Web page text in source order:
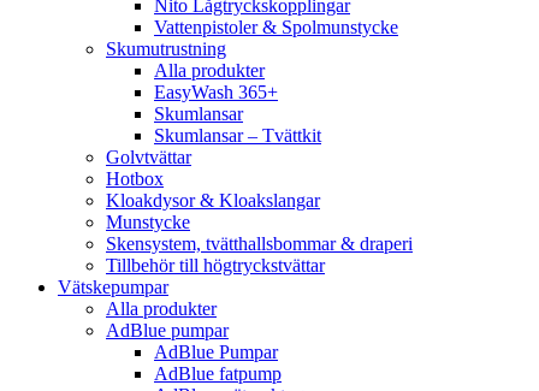
Nito Lågtryckskopplingar
Vattenpistoler & Spolmunstycke
Skumutrustning
Alla produkter
EasyWash 365+
Skumlansar
Skumlansar – Tvättkit
Golvtvättar
Hotbox
Kloakdysor & Kloakslangar
Munstycke
Skensystem, tvätthallsbommar & draperi
Tillbehör till högtryckstvättar
Vätskepumpar
Alla produkter
AdBlue pumpar
AdBlue Pumpar
AdBlue fatpump